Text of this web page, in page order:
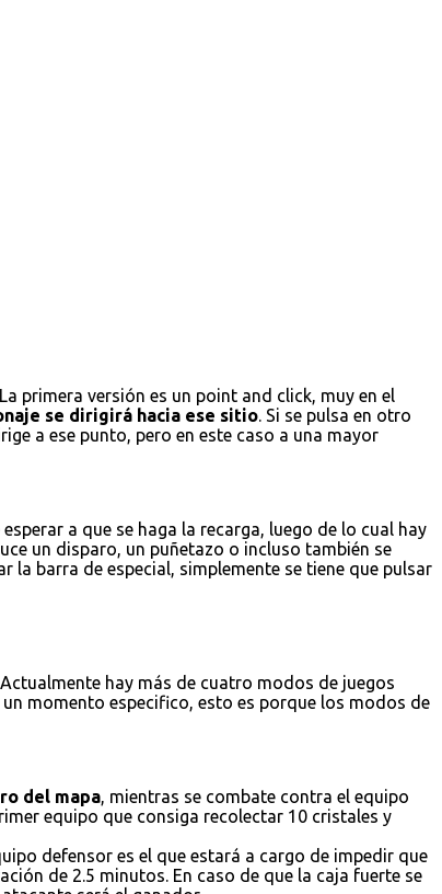
primera versión es un point and click, muy en el
se dirigirá hacia ese sitio. Si se pulsa en otro
a ese punto, pero en este caso a una mayor
a que se haga la recarga, luego de lo cual hay
un disparo, un puñetazo o incluso también se
barra de especial, simplemente se tiene que pulsar
Actualmente hay más de cuatro modos de juegos
momento especifico, esto es porque los modos de
del mapa, mientras se combate contra el equipo
equipo que consiga recolectar 10 cristales y
defensor es el que estará a cargo de impedir que
de 2.5 minutos. En caso de que la caja fuerte se